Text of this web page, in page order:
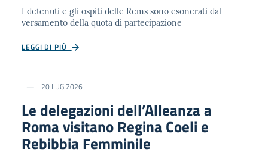
I detenuti e gli ospiti delle Rems sono esonerati dal
versamento della quota di partecipazione
LEGGI DI PIÙ
20 LUG 2026
Le delegazioni dell’Alleanza a
Roma visitano Regina Coeli e
Rebibbia Femminile